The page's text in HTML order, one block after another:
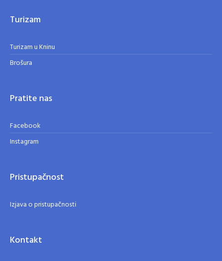
Turizam
Turizam u Kninu
Brošura
Pratite nas
Facebook
Instagram
Pristupačnost
Izjava o pristupačnosti
Kontakt